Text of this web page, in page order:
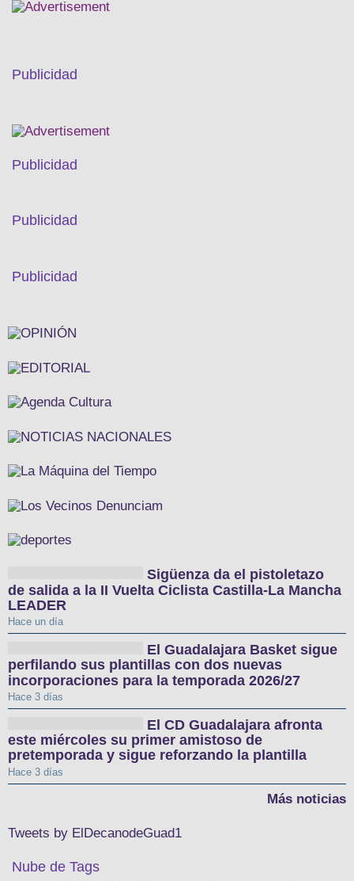
Publicidad
Publicidad
Publicidad
Publicidad
Sigüenza da el pistoletazo
de salida a la II Vuelta Ciclista Castilla-La Mancha
LEADER
Hace un día
El Guadalajara Basket sigue
perfilando sus plantillas con dos nuevas
incorporaciones para la temporada 2026/27
Hace 3 días
El CD Guadalajara afronta
este miércoles su primer amistoso de
pretemporada y sigue reforzando la plantilla
Hace 3 días
Más noticias
Tweets by ElDecanodeGuad1
Nube de Tags